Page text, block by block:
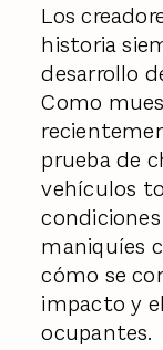
Los
historia
desarrollo
Como
prueba de
vehículos
maniquíes
cómo se
impacto y
ocupantes.